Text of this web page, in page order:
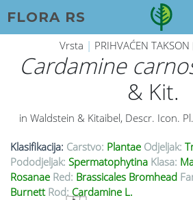
FLORA RS
Vrsta | PRIHVAĆEN
Cardamine
& Kit.
in Waldstein & Kitaibel, Descr. Icon.
Klasifikacija: Carstvo: Plantae Odjeljak:
Pododjeljak: Spermatophytina Klasa:
Rosanae Red: Brassicales Bromhead
Burnett Rod: Cardamine L.